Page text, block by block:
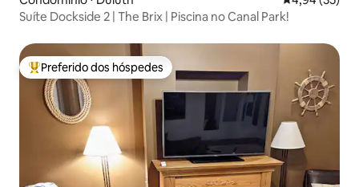
Suíte Dockside 2 | The Brix | Piscina no Canal Park!
Entre os melhores preferidos dos hóspedes
Preferido dos hóspedes